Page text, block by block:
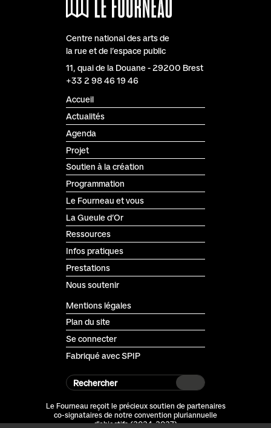
Centre national des arts de
la rue et de l’espace public
Le Fourneau
11, quai de la Douane-29200 Brest
+33 2 98 46 19 46
Accueil
Actualités
Agenda
Projet
Soutien à la création
Programmation
Le Fourneau et vous
La Gueule d’Or
Ressources
Infos pratiques
Prestations
Nous soutenir
Mentions légales
Plan du site
Se connecter
Fabriqué avec SPIP
Rechercher
Le Fourneau reçoit le précieux soutien de partenaires
co-signataires de notre convention pluriannuelle
d'objectifs (2024-2027)